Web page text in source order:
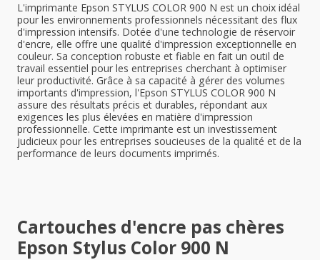
L'imprimante Epson STYLUS COLOR 900 N est un choix idéal
pour les environnements professionnels nécessitant des flux
d'impression intensifs. Dotée d'une technologie de réservoir
d'encre, elle offre une qualité d'impression exceptionnelle en
couleur. Sa conception robuste et fiable en fait un outil de
travail essentiel pour les entreprises cherchant à optimiser
leur productivité. Grâce à sa capacité à gérer des volumes
importants d'impression, l'Epson STYLUS COLOR 900 N
assure des résultats précis et durables, répondant aux
exigences les plus élevées en matière d'impression
professionnelle. Cette imprimante est un investissement
judicieux pour les entreprises soucieuses de la qualité et de la
performance de leurs documents imprimés.
Cartouches d'encre pas chères
Epson Stylus Color 900 N